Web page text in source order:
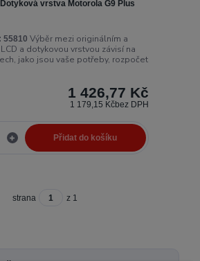
vrstva Motorola G9 Plus
55810 Výběr mezi originálním a
a dotykovou vrstvou závisí na
jako jsou vaše potřeby, rozpočet
1 426,77 Kč
1 179,15 Kčbez DPH
Přidat do košíku
strana z 1